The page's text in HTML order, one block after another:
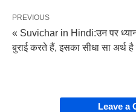
PREVIOUS
« Suvichar in Hindi:उन पर
बुराई करते हैं, इसका सीधा सा
Leave a